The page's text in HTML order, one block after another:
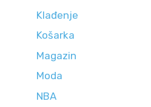
Klađenje
Košarka
Magazin
Moda
NBA